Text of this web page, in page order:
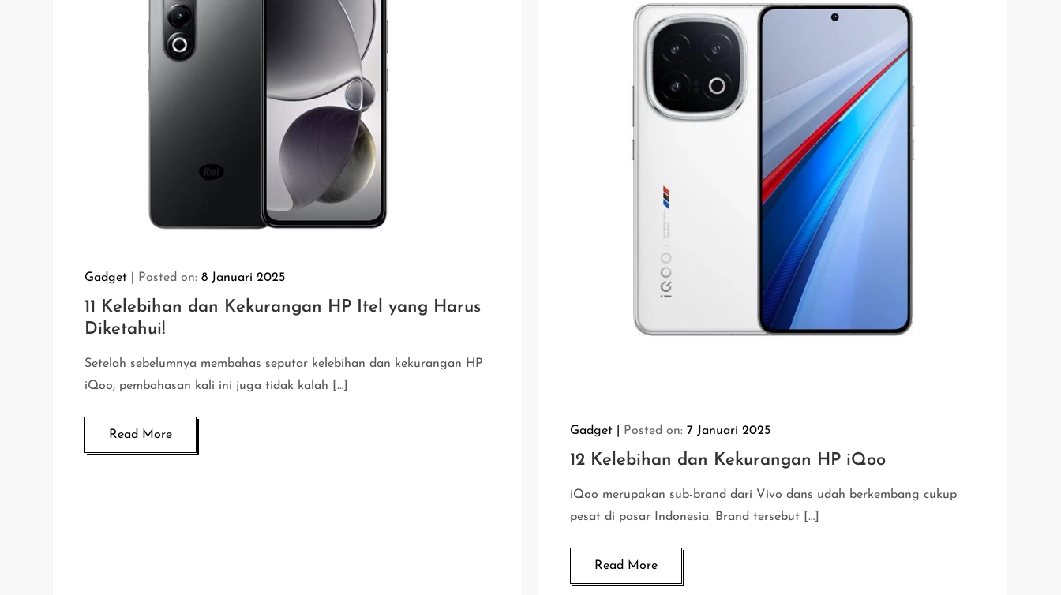
Gadget Posted on:8 Januari 2025
11 Kelebihan dan Kekurangan HP Itel yang Harus
Diketahui!
Setelah sebelumnya membahas seputar kelebihan dan kekurangan HP
iQoo, pembahasan kali ini juga tidak kalah […]
Read More Gadget Posted on: 7 Januari 2025
12 Kelebihan dan Kekurangan HP iQoo
iQoo merupakan sub-brand dari Vivo dans udah berkembang cukup
pesat di pasar Indonesia. Brand tersebut […]
Read More